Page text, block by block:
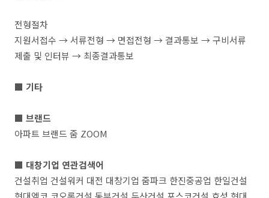
전형절차
지원서접수 → 서류전형 → 면접전형 → 결과통보 → 구비서류
제출 및 인터뷰 → 최종결과통보
■ 기타
■ 브랜드
아파트 브랜드 줌 ZOOM
■ 대창기업 연관검색어
건설취업 건설워커 대전 대창기업 줌파크 한진중공업 한일건설